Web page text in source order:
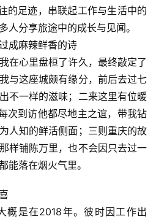
的足迹，串联起工作与生活中的
人分享旅途中的成长与见闻。
成麻辣鲜香的诗
在心里盘桓了许久，最终敲定了
与这座城颇有缘分，前后去过七
不一样的滋味；二来这里有位暖
次到访他都尽地主之谊，带我钻
人知的鲜活侧面；三则重庆的故
样铺陈万里，也不会因只去过一
能落在烟火气里。
概是在2018年。彼时因工作出